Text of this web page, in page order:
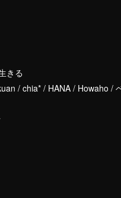
きる
/ chia* / HANA / Howaho /